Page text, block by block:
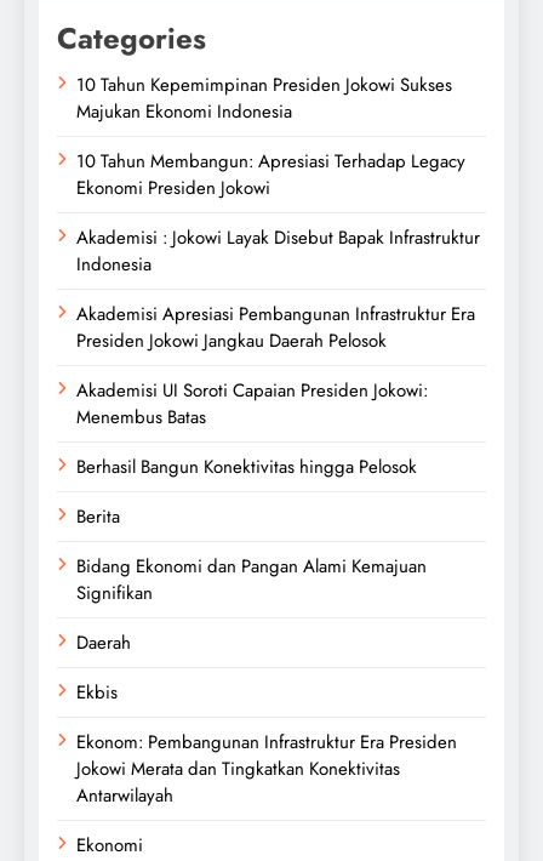
Categories
10 Tahun Kepemimpinan Presiden Jokowi Sukses
Majukan Ekonomi Indonesia
10 Tahun Membangun: Apresiasi Terhadap Legacy
Ekonomi Presiden Jokowi
Akademisi : Jokowi Layak Disebut Bapak Infrastruktur
Indonesia
Akademisi Apresiasi Pembangunan Infrastruktur Era
Presiden Jokowi Jangkau Daerah Pelosok
Akademisi UI Soroti Capaian Presiden Jokowi:
Menembus Batas
Berhasil Bangun Konektivitas hingga Pelosok
Berita
Bidang Ekonomi dan Pangan Alami Kemajuan
Signifikan
Daerah
Ekbis
Ekonom: Pembangunan Infrastruktur Era Presiden
Jokowi Merata dan Tingkatkan Konektivitas
Antarwilayah
Ekonomi